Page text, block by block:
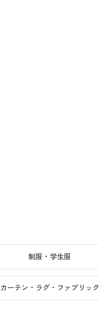
制服・学生服
カーテン・ラグ・ファブリック